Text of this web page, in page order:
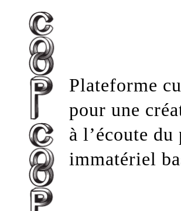
Plateforme
pour une
à l’écoute
immatériel